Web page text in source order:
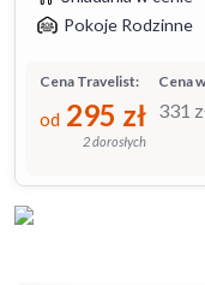
Pokoje Rodzinne
Cena
331
Cena Travelist:
od 295 zł
2 dorosłych